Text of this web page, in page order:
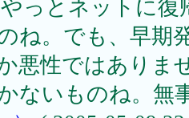
っとネットに
ね。でも、早期
悪性ではありま
ないものね。無